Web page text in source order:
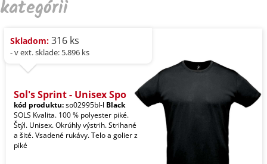
kategórii
Skladom: 316 ks
- v ext. sklade: 5.896 ks
Sol's Sprint - Unisex Spo
kód produktu:so02995bl-l Black
SOLS Kvalita. 100 % polyester piké.
Štýl. Unisex. Okrúhly výstrih. Strihané
a šité. Vsadené rukávy. Telo a golier z
piké